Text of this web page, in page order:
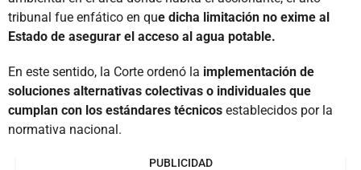
tribunal fue enfático en que dicha limitación no exime al
Estado de asegurar el acceso al agua potable.
En este sentido, la Corte ordenó la implementación de
soluciones alternativas colectivas o individuales que
cumplan con los estándares técnicos establecidos por la
normativa nacional.
PUBLICIDAD